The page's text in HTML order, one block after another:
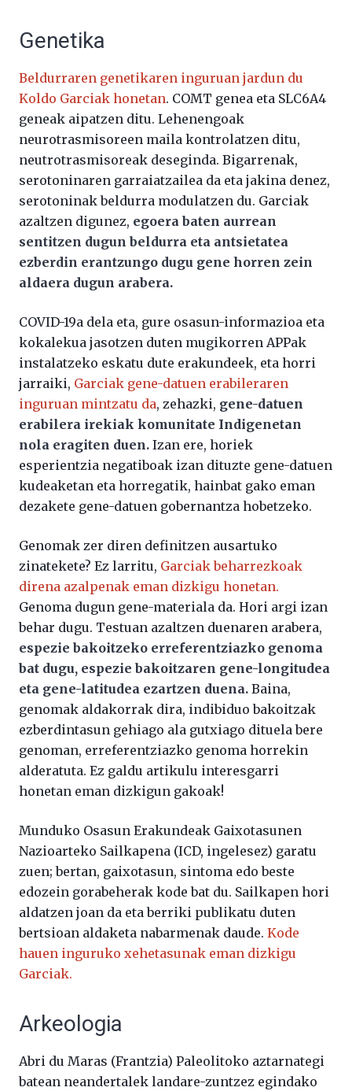
Genetika
Beldurraren genetikaren inguruan jardun du
Koldo Garciak honetan. COMT genea eta SLC6A4
geneak aipatzen ditu. Lehenengoak
neurotrasmisoreen maila kontrolatzen ditu,
neutrotrasmisoreak deseginda. Bigarrenak,
serotoninaren garraiatzailea da eta jakina denez,
serotoninak beldurra modulatzen du. Garciak
azaltzen digunez, egoera baten aurrean
sentitzen dugun beldurra eta antsietatea
ezberdin erantzungo dugu gene horren zein
aldaera dugun arabera.
COVID-19a dela eta, gure osasun-informazioa eta
kokalekua jasotzen duten mugikorren APPak
instalatzeko eskatu dute erakundeek, eta horri
jarraiki, Garciak gene-datuen erabileraren
inguruan mintzatu da, zehazki, gene-datuen
erabilera irekiak komunitate Indigenetan
nola eragiten duen. Izan ere, horiek
esperientzia negatiboak izan dituzte gene-datuen
kudeaketan eta horregatik, hainbat gako eman
dezakete gene-datuen gobernantza hobetzeko.
Genomak zer diren definitzen ausartuko
zinatekete? Ez larritu, Garciak beharrezkoak
direna azalpenak eman dizkigu honetan.
Genoma dugun gene-materiala da. Hori argi izan
behar dugu. Testuan azaltzen duenaren arabera,
espezie bakoitzeko erreferentziazko genoma
bat dugu, espezie bakoitzaren gene-longitudea
eta gene-latitudea ezartzen duena. Baina,
genomak aldakorrak dira, indibiduo bakoitzak
ezberdintasun gehiago ala gutxiago dituela bere
genoman, erreferentziazko genoma horrekin
alderatuta. Ez galdu artikulu interesgarri
honetan eman dizkigun gakoak!
Munduko Osasun Erakundeak Gaixotasunen
Nazioarteko Sailkapena (ICD, ingelesez) garatu
zuen; bertan, gaixotasun, sintoma edo beste
edozein gorabeherak kode bat du. Sailkapen hori
aldatzen joan da eta berriki publikatu duten
bertsioan aldaketa nabarmenak daude. Kode
hauen inguruko xehetasunak eman dizkigu
Garciak.
Arkeologia
Abri du Maras (Frantzia) Paleolitoko aztarnategi
batean neandertalek landare-zuntzez egindako